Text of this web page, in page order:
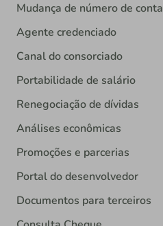
Mudança de número de conta
Agente credenciado
Canal do consorciado
Portabilidade de salário
Renegociação de dívidas
Análises econômicas
Promoções e parcerias
Portal do desenvolvedor
Documentos para terceiros